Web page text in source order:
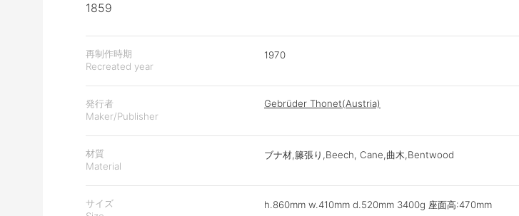
1859
再制作時期
Recreated year
1970
発行者
Maker/Publisher
Gebrüder Thonet(Austria)
材質
Material
ブナ材,籐張り,Beech, Cane,曲木,Bentwood
サイズ
h.860mm w.410mm d.520mm 3400g 座面高:470mm